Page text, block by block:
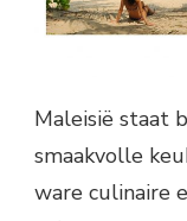
Maleisië staat
smaakvolle
ware culinaire